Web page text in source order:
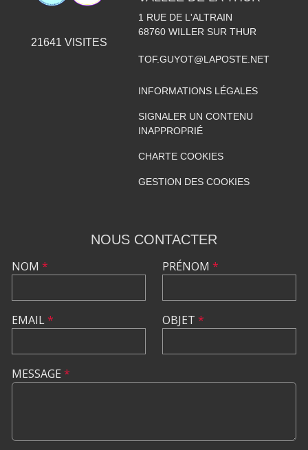
21641 VISITES
1 RUE DE L'ALTRAIN
68760 WILLER SUR THUR
TOF.GUYOT@LAPOSTE.NET
INFORMATIONS LÉGALES
SIGNALER UN CONTENU
INAPPROPRIÉ
CHARTE COOKIES
GESTION DES COOKIES
NOUS CONTACTER
NOM *
EMAIL*
PRÉNOM *
OBJET *
MESSAGE *